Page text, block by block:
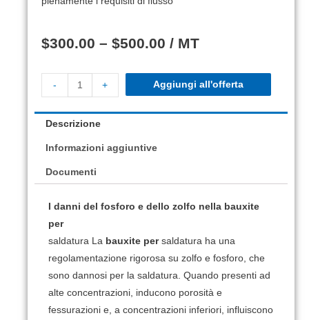
$300.00 – $500.00 / MT
- + Aggiungi all'offerta
Descrizione
Informazioni aggiuntive
Documenti
I danni del fosforo e dello zolfo nella bauxite
per
saldatura La bauxite persaldatura ha una
regolamentazione rigorosa su zolfo e fosforo, che
sono dannosi per la saldatura. Quando presenti ad
alte concentrazioni, inducono porosità e
fessurazioni e, a concentrazioni inferiori, influiscono